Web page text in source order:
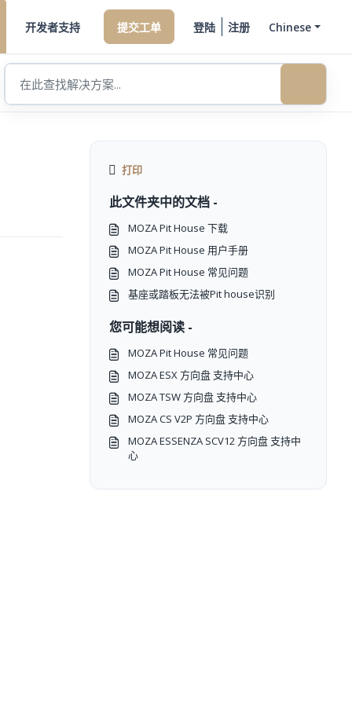
开发者支持 提交工单 登陆 注册 Chinese
打印
此文件夹中的文档 -
MOZA Pit House 下载
MOZA Pit House 用户手册
MOZA Pit House 常见问题
基座或踏板无法被Pit house识别
您可能想阅读 -
MOZA Pit House 常见问题
MOZA ESX 方向盘 支持中心
MOZA TSW 方向盘 支持中心
MOZA CS V2P 方向盘 支持中心
MOZA ESSENZA SCV12 方向盘 支持中
心